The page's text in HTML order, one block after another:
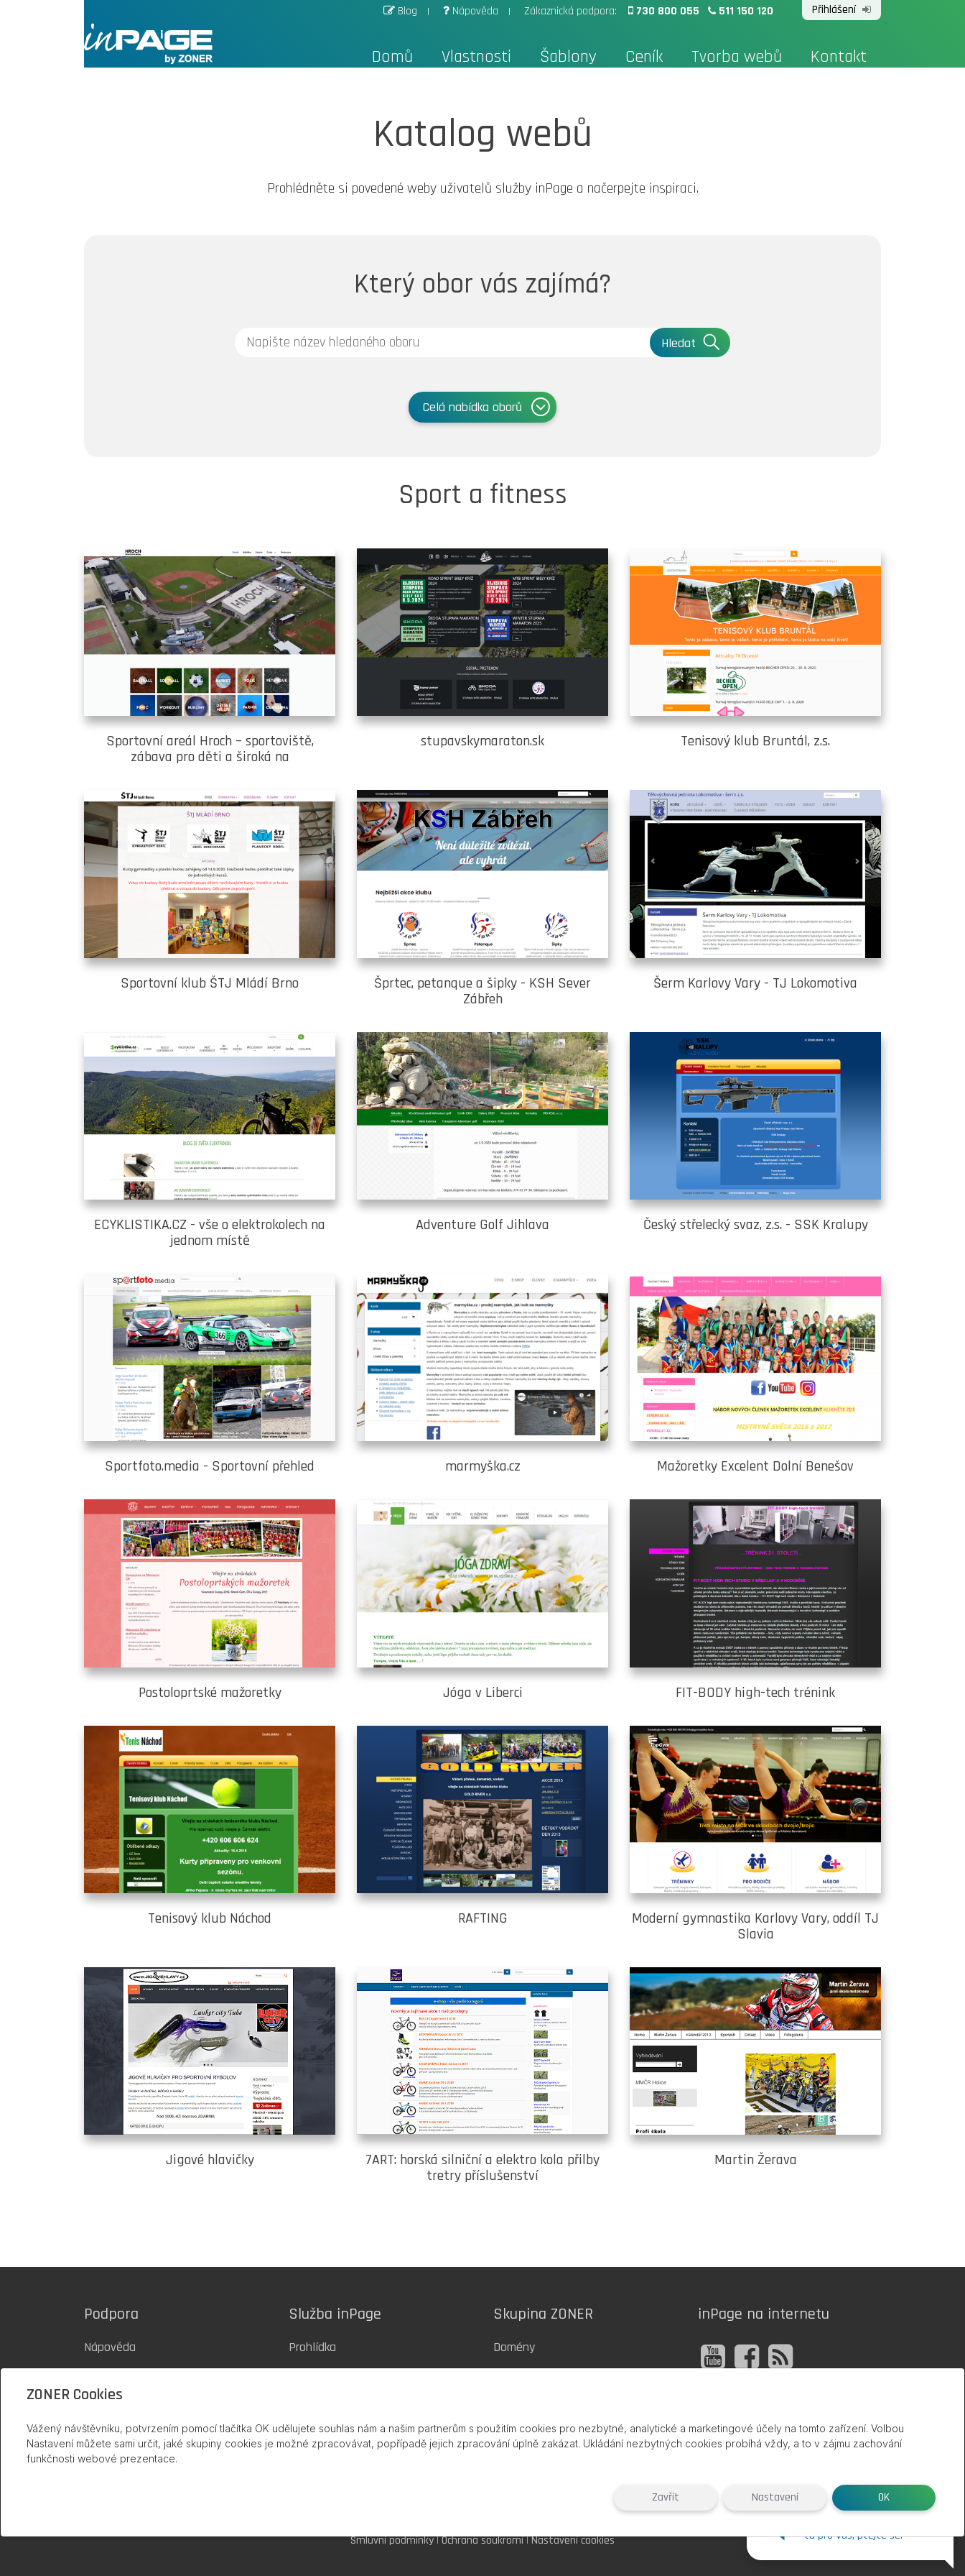
tu pro Vás, ptejte se.
Domů Vlastnosti Šablony Ceník Tvorba webů Kontakt
Blog Nápověda Zákaznická podpora: 730 800 055 511 150 120 Přihlášení
Katalog webů
Prohlédněte si povedené weby uživatelů služby inPage a načerpejte inspiraci.
Který obor vás zajímá?
Hledat
Celá nabídka oborů
Sport a fitness
Sportovní areál Hroch – sportoviště,
zábava pro děti a široká na
stupavskymaraton.sk Tenisový klub Bruntál, z.s.
Sportovní klub ŠTJ Mládí Brno
Šprtec, petanque a šipky - KSH Sever
Zábřeh
Šerm Karlovy Vary - TJ Lokomotiva
ECYKLISTIKA.CZ - vše o elektrokolech na
jednom místě
Adventure Golf Jihlava Český střelecký svaz, z.s. - SSK Kralupy
Sportfoto.media - Sportovní přehled marmyška.cz Mažoretky Excelent Dolní Benešov
Postoloprtské mažoretky Jóga v Liberci FIT-BODY high-tech trénink
Tenisový klub Náchod RAFTING
Moderní gymnastika Karlovy Vary, oddíl TJ
Slavia
Jigové hlavičky
7ART: horská silniční a elektro kola přilby
tretry příslušenství
Martin Žerava
Podpora
Nápověda
Kontakty
Služba inPage
Prohlídka
Tvorba webů
Skupina ZONER
Domény
Zoner Cloud
inPage na internetu
Smluvní podmínky|Ochrana soukromí|Nastavení cookies
ZONER Cookies
Vážený návštěvníku, potvrzením pomocí tlačítka OK udělujete souhlas nám a našim partnerům s použitím cookies pro nezbytné, analytické a marketingové účely na tomto zařízení. Volbou
Nastavení můžete sami určit, jaké skupiny cookies je možné zpracovávat, popřípadě jejich zpracování úplně zakázat. Ukládání nezbytných cookies probíhá vždy, a to v zájmu zachování
funkčnosti webové prezentace.
Zavřít Nastavení OK